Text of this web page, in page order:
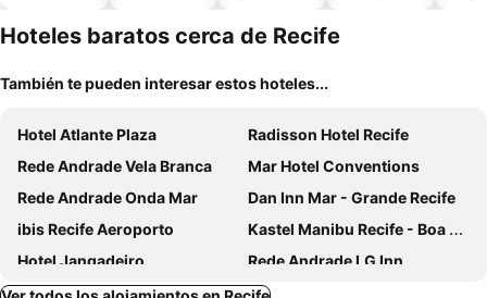
mascotas
Hoteles baratos cerca de Recife
También te pueden interesar estos hoteles...
Hotel Atlante Plaza
Radisson Hotel Recife
Rede Andrade Vela Branca
Mar Hotel Conventions
Rede Andrade Onda Mar
Dan Inn Mar - Grande Recife
ibis Recife Aeroporto
Kastel Manibu Recife - Boa Viagem
Hotel Jangadeiro
Rede Andrade LG Inn
Park Hotel
El Aram Beach Boa Viagem